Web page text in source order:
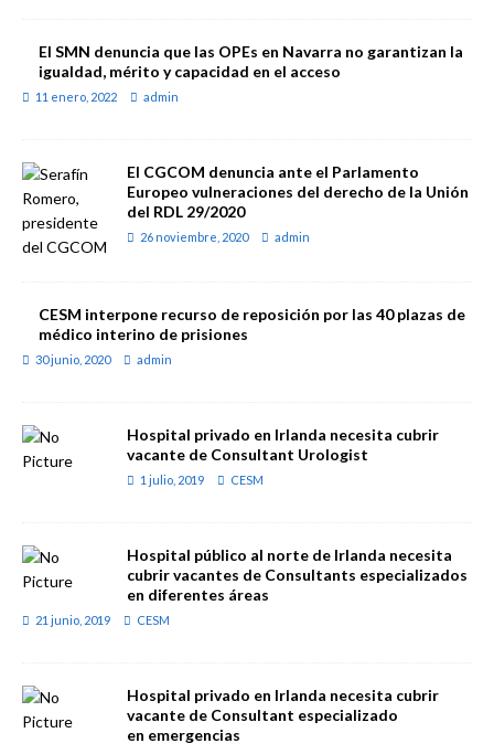
El SMN denuncia que las OPEs en Navarra no garantizan la
igualdad, mérito y capacidad en el acceso
11 enero, 2022 admin
El CGCOM denuncia ante el Parlamento
Europeo vulneraciones del derecho de la Unión
del RDL 29/2020
26 noviembre, 2020 admin
CESM interpone recurso de reposición por las 40 plazas de
médico interino de prisiones
30 junio, 2020 admin
Hospital privado en Irlanda necesita cubrir
vacante de Consultant Urologist
1 julio, 2019 CESM
Hospital público al norte de Irlanda necesita
cubrir vacantes de Consultants especializados
en diferentes áreas
21 junio, 2019 CESM
Hospital privado en Irlanda necesita cubrir
vacante de Consultant especializado
en emergencias